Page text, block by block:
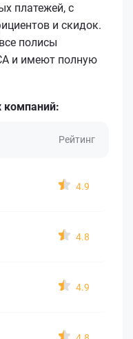
платежей, с
и скидок.
полисы
и имеют полную
компаний:
Рейтинг
4.9
4.8
4.9